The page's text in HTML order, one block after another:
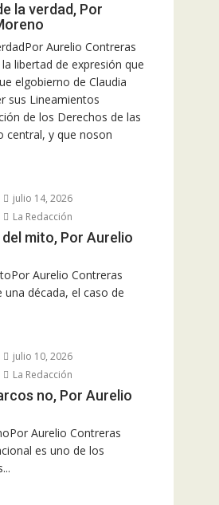
la verdad, Por
Aurelio Contreras
libertad de expresión que
elgobierno de Claudia
sus Lineamientos
de los Derechos de las
central, y que noson
julio 14, 2026
La Redacción
mito, Por Aurelio
Aurelio Contreras
década, el caso de
julio 10, 2026
La Redacción
no, Por Aurelio
Aurelio Contreras
es uno de los